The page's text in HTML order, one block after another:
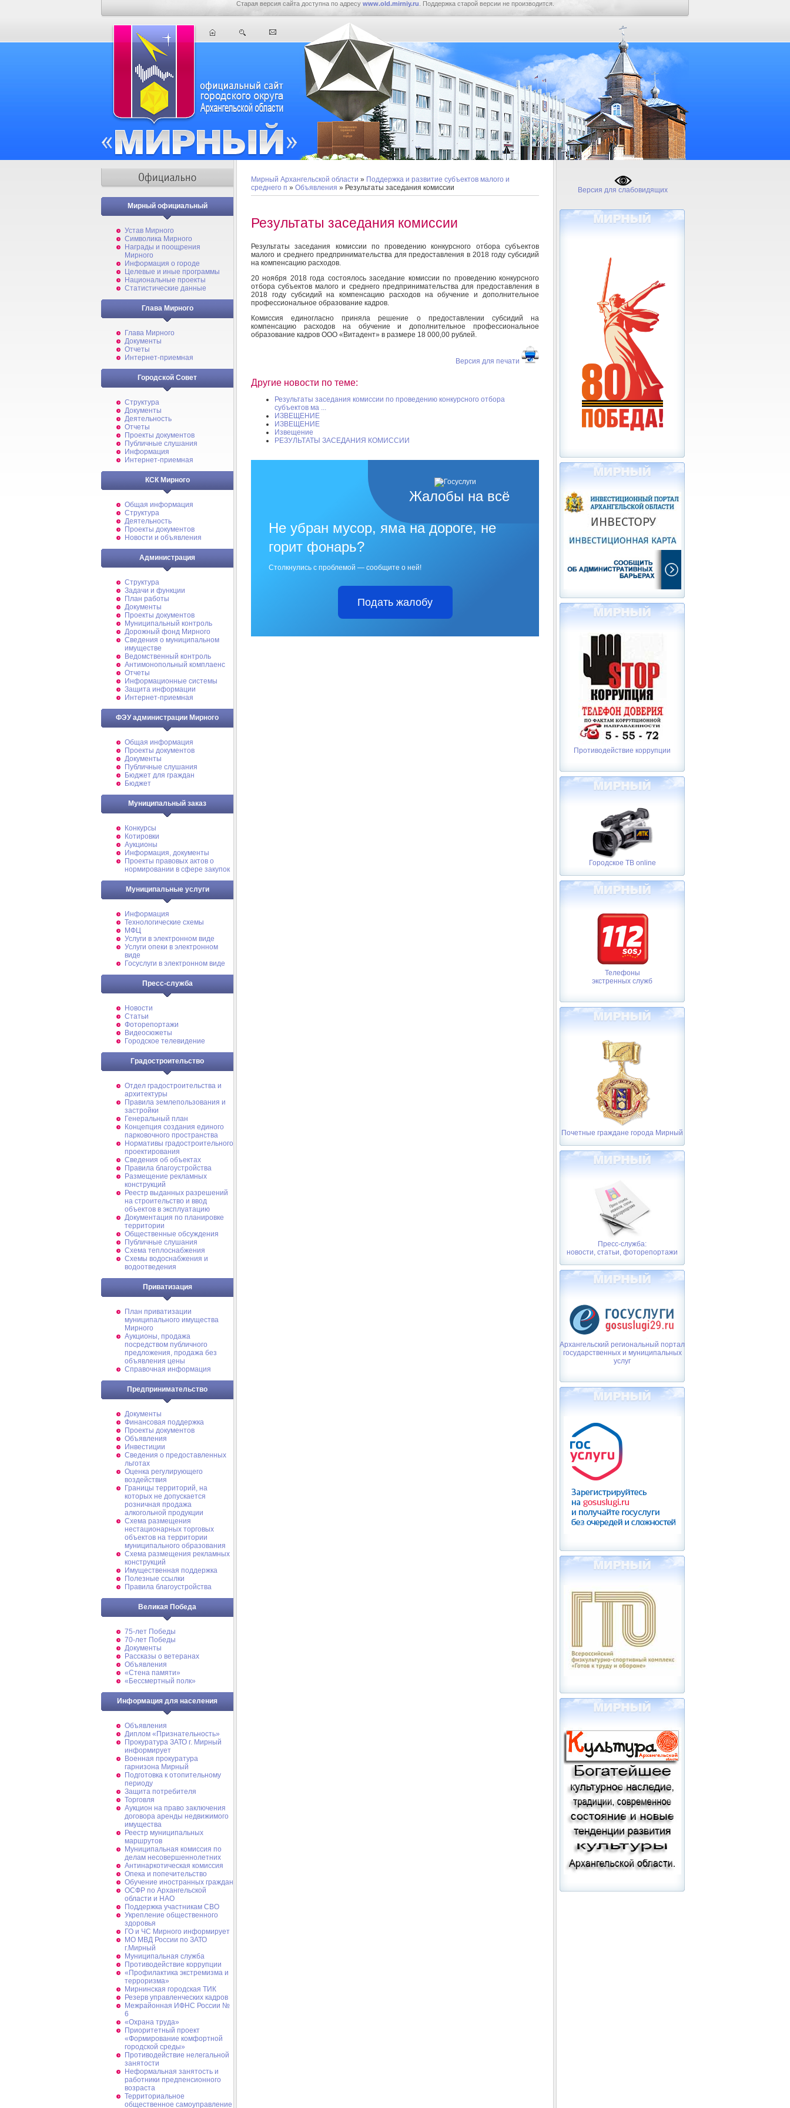
Старая версия сайта доступна по адресу www.old.mirniy.ru . Поддержка старой версии не производится.
Мирный официальный
Устав Мирного
Символика Мирного
Награды и поощрения
Мирного
Информация о городе
Целевые и иные программы
Национальные проекты
Статистические данные
Глава Мирного
Глава Мирного
Документы
Отчеты
Интернет-приемная
Городской Совет
Структура
Документы
Деятельность
Отчеты
Проекты документов
Публичные слушания
Информация
Интернет-приемная
КСК Мирного
Общая информация
Структура
Деятельность
Проекты документов
Новости и объявления
Администрация
Структура
Задачи и функции
План работы
Документы
Проекты документов
Муниципальный контроль
Дорожный фонд Мирного
Cведения о муниципальном
имуществе
Ведомственный контроль
Антимонопольный комплаенс
Отчеты
Информационные системы
Защита информации
Интернет-приемная
ФЭУ администрации Мирного
Общая информация
Проекты документов
Документы
Публичные слушания
Бюджет для граждан
Бюджет
Муниципальный заказ
Конкурсы
Котировки
Аукционы
Информация, документы
Проекты правовых актов о
нормировании в сфере закупок
Муниципальные услуги
Информация
Технологические схемы
МФЦ
Услуги в электронном виде
Услуги опеки в электронном
виде
Госуслуги в электронном виде
Пресс-служба
Новости
Статьи
Фоторепортажи
Видеосюжеты
Городское телевидение
Градостроительство
Отдел градостроительства и
архитектуры
Правила землепользования и
застройки
Генеральный план
Концепция создания единого
парковочного пространства
Нормативы градостроительного
проектирования
Сведения об объектах
Правила благоустройства
Размещение рекламных
конструкций
Реестр выданных разрешений
на строительство и ввод
объектов в эксплуатацию
Документация по планировке
территории
Общественные обсуждения
Публичные слушания
Схема теплоснабжения
Схемы водоснабжения и
водоотведения
Приватизация
План приватизации
муниципального имущества
Мирного
Аукционы, продажа
посредством публичного
предложения, продажа без
объявления цены
Справочная информация
Предпринимательство
Документы
Финансовая поддержка
Проекты документов
Объявления
Инвестиции
Сведения о предоставленных
льготах
Оценка регулирующего
воздействия
Границы территорий, на
которых не допускается
розничная продажа
алкогольной продукции
Схема размещения
нестационарных торговых
объектов на территории
муниципального образования
Схема размещения рекламных
конструкций
Имущественная поддержка
Полезные ссылки
Правила благоустройства
Великая Победа
75-лет Победы
70-лет Победы
Документы
Рассказы о ветеранах
Объявления
«Стена памяти»
«Бессмертный полк»
Информация для населения
Объявления
Диплом «Признательность»
Прокуратура ЗАТО г. Мирный
информирует
Военная прокуратура
гарнизона Мирный
Подготовка к отопительному
периоду
Защита потребителя
Торговля
Аукцион на право заключения
договора аренды недвижимого
имущества
Реестр муниципальных
маршрутов
Муниципальная комиссия по
делам несовершеннолетних
Антинаркотическая комиссия
Опека и попечительство
Обучение иностранных граждан
ОСФР по Архангельской
области и НАО
Поддержка участникам СВО
Укрепление общественного
здоровья
ГО и ЧС Мирного информирует
МО МВД России по ЗАТО
г.Мирный
Муниципальная cлужба
Противодействие коррупции
«Профилактика экстремизма и
терроризма»
Мирнинская городская ТИК
Резерв управленческих кадров
Межрайонная ИФНС России №
6
«Охрана труда»
Приоритетный проект
«Формирование комфортной
городской среды»
Противодействие нелегальной
занятости
Неформальная занятость и
работники предпенсионного
возраста
Территориальное
общественное самоуправление
Мирный Архангельской области » Поддержка и развитие субъектов малого и
среднего п » Объявления » Результаты заседания комиссии
Результаты заседания комиссии
Результаты заседания комиссии по проведению конкурсного отбора субъектов
малого и среднего предпринимательства для предоставления в 2018 году субсидий
на компенсацию расходов.
20 ноября 2018 года состоялось заседание комиссии по проведению конкурсного
отбора субъектов малого и среднего предпринимательства для предоставления в
2018 году субсидий на компенсацию расходов на обучение и дополнительное
профессиональное образование кадров.
Комиссия единогласно приняла решение о предоставлении субсидий на
компенсацию расходов на обучение и дополнительное профессиональное
образование кадров ООО «Витадент» в размере 18 000,00 рублей.
Версия для печати
Другие новости по теме:
Результаты заседания комиссии по проведению конкурсного отбора
субъектов ма ...
ИЗВЕЩЕНИЕ
ИЗВЕЩЕНИЕ
Извещение
РЕЗУЛЬТАТЫ ЗАСЕДАНИЯ КОМИССИИ
Жалобы на всё
Не убран мусор, яма на дороге, не
горит фонарь?
Столкнулись с проблемой — сообщите о ней!
Подать жалобу
Версия для слабовидящих
Противодействие коррупции
Городское ТВ online
Телефоны
экстренных служб
Почетные граждане города Мирный
Пресс-служба:
новости, статьи, фоторепортажи
Архангельский региональный портал
государственных и муниципальных
услуг